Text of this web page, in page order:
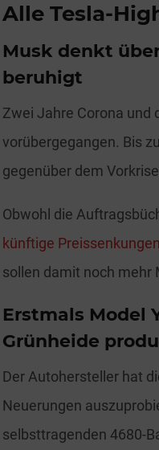
Alle Tesla-
Musk denkt
beruhigt
Zwei Jahre Corona und
vorübergegangen. Bis
gegenüber dem
Obwohl die
künftige Preissenkungen
sollen damit noch mehr
Erstmals Model
Grünheide
Der Autohersteller hat
Neuerungen
selbsttragenden 4680-